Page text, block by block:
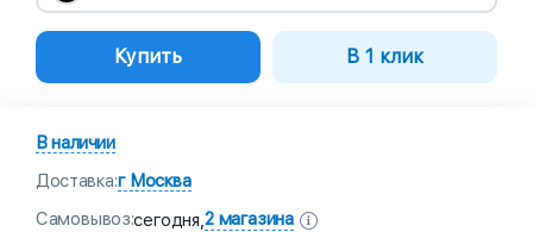
Купить В 1 клик
В наличии
Доставка:г Москва
Самовывоз:сегодня,2 магазина